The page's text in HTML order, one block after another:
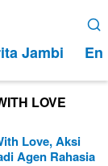
Jambi
LOVE
Love, Aksi
Agen Rahasia